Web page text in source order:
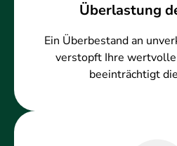
Überlastung
Ein Überbestand an
verstopft Ihre
beeinträchtigt